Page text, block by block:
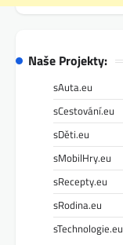
Naše Projekty:
sAuta.eu
sCestování.eu
sDěti.eu
sMobilHry.eu
sRecepty.eu
sRodina.eu
sTechnologie.eu